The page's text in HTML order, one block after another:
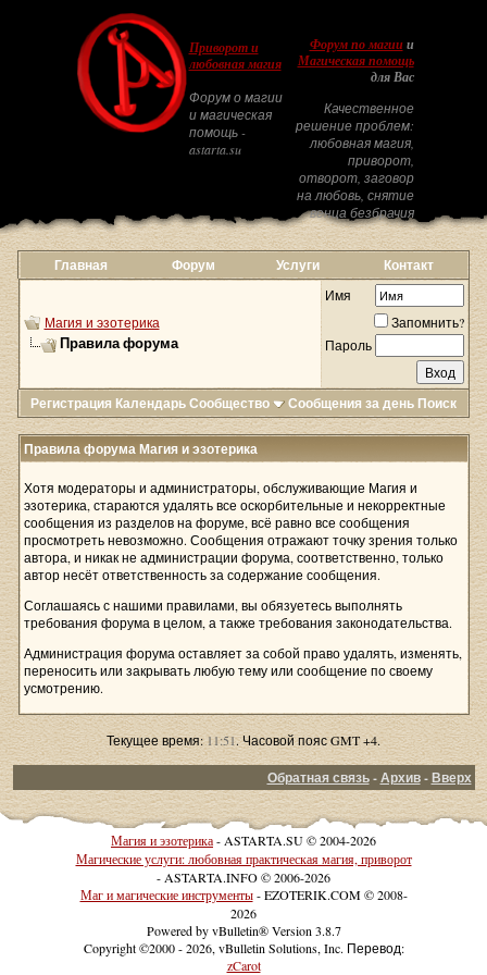
Приворот и
любовная магия
Форум о магии
и магическая
помощь -
astarta.su
Форум по магиии
Магическая помощь
для Вас
Качественное
решение проблем:
любовная магия,
приворот,
отворот, заговор
на любовь, снятие
венца безбрачия
Главная Форум Услуги Контакт
Магия и эзотерика
Правила форума
Имя
Запомнить?
Пароль
Регистрация КалендарьСообщество Сообщения за день Поиск
Правила форума Магия и эзотерика
Хотя модераторы и администраторы, обслуживающие Магия и
эзотерика, стараются удалять все оскорбительные и некорректные
сообщения из разделов на форуме, всё равно все сообщения
просмотреть невозможно. Сообщения отражают точку зрения только
автора, и никак не администрации форума, соответственно, только
автор несёт ответственность за содержание сообщения.
Соглашаясь с нашими правилами, вы обязуетесь выполнять
требования форума в целом, а также требования законодательства.
Администрация форума оставляет за собой право удалять, изменять,
переносить или закрывать любую тему или сообщение по своему
усмотрению.
Текущее время:11:51. Часовой пояс GMT +4.
Обратная связь-Архив-Вверх
Магия и эзотерика- ASTARTA.SU © 2004-2026
Магические услуги: любовная практическая магия, приворот
- ASTARTA.INFO © 2006-2026
Маг и магические инструменты- EZOTERIK.COM © 2008-
2026
Powered by vBulletin® Version 3.8.7
Copyright ©2000 - 2026, vBulletin Solutions, Inc. Перевод:
zCarot